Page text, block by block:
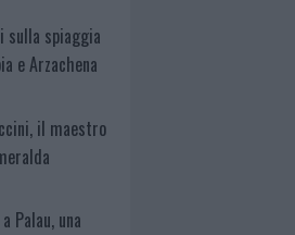
sulla spiaggia
e Arzachena
il maestro
Palau, una